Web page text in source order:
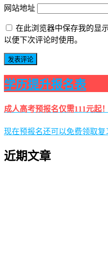
网站地址
在此浏览器中保存我的显
以便下次评论时使用。
学历提升报名表
成人高考预报名仅需111元起！
现在预报名还可以免费领取复
近期文章